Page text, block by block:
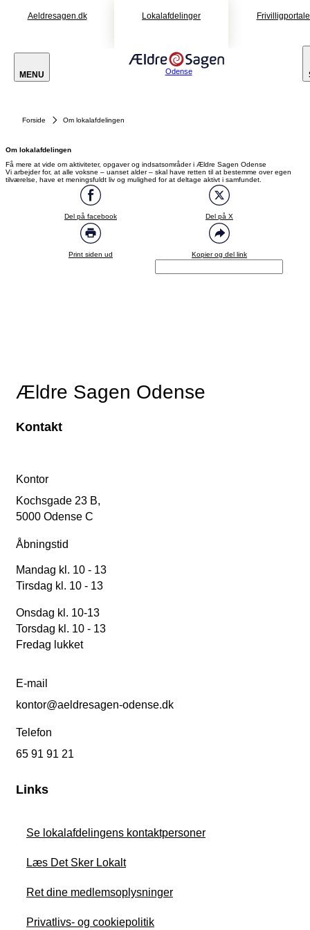
Aeldresagen.dk Lokalafdelinger
MENU Odense
Forside Om lokalafdelingen
Om lokalafdelingen
Få mere at vide om aktiviteter, opgaver og indsatsområder i Ældre Sagen Odense
Vi arbejder for, at alle voksne – uanset alder – skal have retten til at bestemme over egen
tilværelse, have et meningsfuldt liv og mulighed for at deltage aktivt i samfundet.
Del på facebook Del på X
Print siden ud Kopier og del link
Ældre Sagen Odense
Kontakt
Kontor
Kochsgade 23 B,
5000 Odense C
Åbningstid
Mandag kl. 10 - 13
Tirsdag kl. 10 - 13
Onsdag kl. 10-13
Torsdag kl. 10 - 13
Fredag lukket
E-mail
kontor@aeldresagen-odense.dk
Telefon
65 91 91 21
Links
Se lokalafdelingens kontaktpersoner
Læs Det Sker Lokalt
Ret dine medlemsoplysninger
Privatlivs- og cookiepolitik